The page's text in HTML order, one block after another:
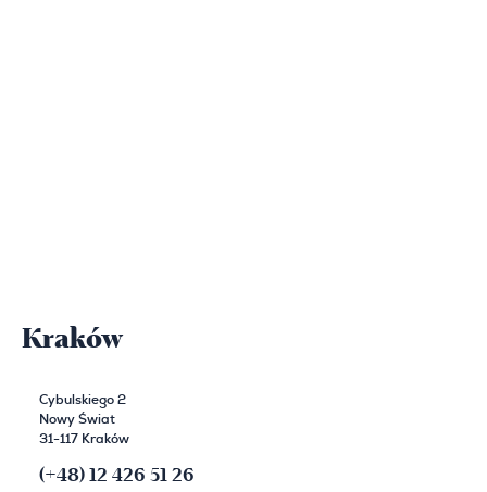
Kraków
Cybulskiego 2
Nowy Świat
31-117 Kraków
(+48) 12 426 51 26